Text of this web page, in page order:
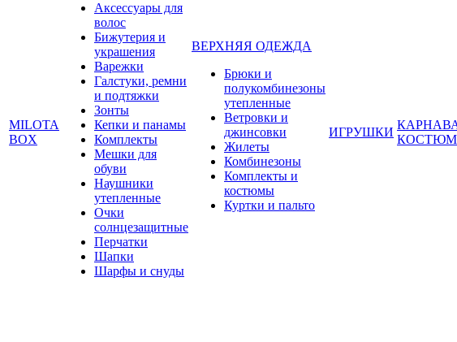
MILOTA
BOX
Аксессуары для
волос
Бижутерия и
украшения
Варежки
Галстуки, ремни
и подтяжки
Зонты
Кепки и панамы
Комплекты
Мешки для
обуви
Наушники
утепленные
Очки
солнцезащитные
Перчатки
Шапки
Шарфы и снуды
ВЕРХНЯЯ ОДЕЖДА
Брюки и
полукомбинезоны
утепленные
Ветровки и
джинсовки
Жилеты
Комбинезоны
Комплекты и
костюмы
Куртки и пальто
ИГРУШКИ